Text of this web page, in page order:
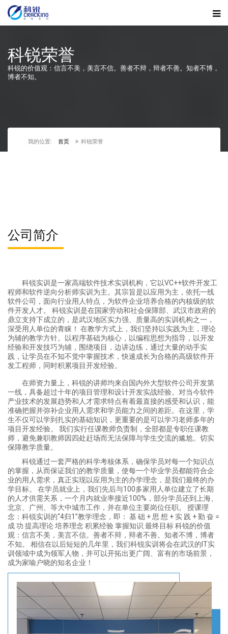
科锐荣誉
科锐的价值观：信言不美，美言不信。善者不辩，辩者不善。知者不博，
博者不知。
我的位置: 首页 科锐荣誉
公司简介
科锐实训是一家高端软件技术实训机构，它以VC++软件开发工
程师和软件逆向分析师实训为主。其宗旨是以应用为主，依托一线
软件公司，面向行业用人特点，为软件企业培养合格的内核级的软
件开发人才。 科锐实训是在国家劳动和社会保障部、武汉市政府的
鼎立支持下成立的，是武汉地区实力强、质量高的实训机构之一，
深受用人单位的青睐！ 在教学方式上，我们坚持以实践为主，理论
为辅的教学方针。以程序基础为核心，以编程思想为指导，以开发
经验和开发技巧为辅，围绕项目，边讲边练，通过大量的动手实
践，让学员在不知不觉中掌握技术，快速成长为合格的高级软件开
发工程师，同时积累项目开发经验。
在师资力量上，科锐的讲师均来自国内外大型软件公司开发第
一线，具备超过十年的项目管理和设计开发实战经验。对当今软件
产业技术的发展趋势和人才需求特点有着最直接的感受和认识，能
准确把握并弥补企业用人需求和学员能力之间的差距。在这里，学
生不仅可以学到扎实的基础知识，更重要的是可以学习老师多年的
项目开发经验。 我们实行任课教师负责制，全部都是专职任课教
师，避免兼职教师因四处赶场而无法保障与学生交流的尴尬。切实
保障教学质量。
科锐通过一套严格的科学考核体系，确保学员对每一个知识点
的掌握，从而保证我们的教学质量，使每一个毕业学员都能符合企
业的用人需求，真正实现以应用为主的办学理念，是我们最终的办
学目标。 在学员就业上，我们先后与100多家用人单位建立了长期
的人才供需关系，一个月内就业率接近100%，部分学员还到上海、
北京、广州、等大中城市工作，并在单位主要岗位任职。 授课理
念： 科锐实训的“4归1”教学理念，即： 基 础 + 思 想 + 实 践 + 勤 奋 =
成 功 提高理论 培养理念 积累经验 掌握知识 最终目标 科锐的价值
观：信言不美，美言不信。善者不辩，辩者不善。知者不博，博者
不知。 相信在以后短短的几年里，我们科锐实训将会在武汉的IT实
训领域中成为领军人物，并可以开拓出更广阔、富有的市场前景，
成为家喻户晓的知名企业！